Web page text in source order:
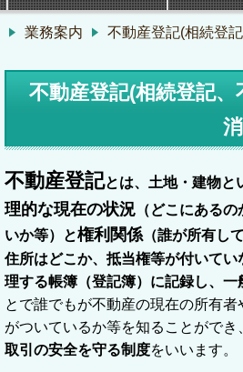
業務案内 不動産登記(相続登
不動産登記(相続登記
不動産登記とは、土地・建物と
理的な現在の状況 （どこにある
いか等）と権利関係 （誰が所有し
住所はどこか、抵当権等が付いてい
理する帳簿（登記簿）に記録し、一
とで誰でもが不動産の現在の所有
がついているか等を知ることができ
取引の安全を守る制度をいいます。